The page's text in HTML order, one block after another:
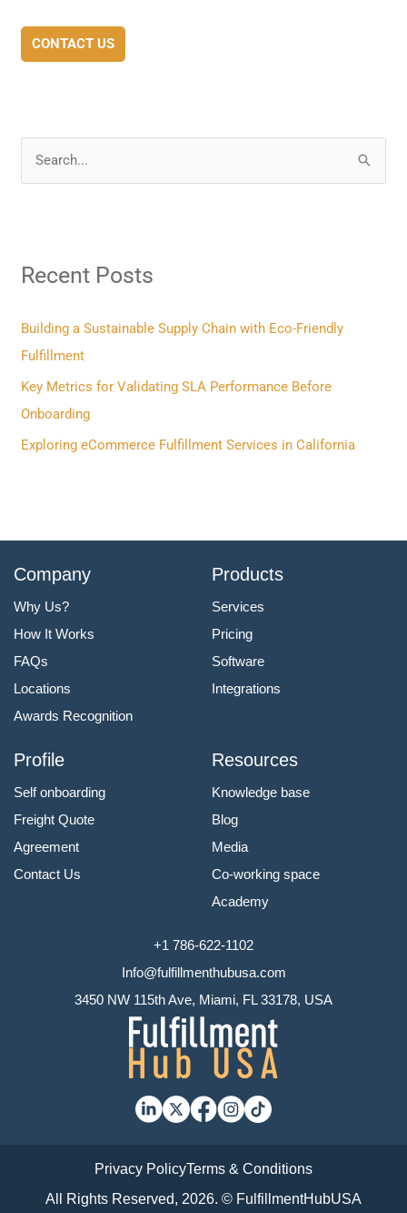
CONTACT US
c
f
o
r
:
Recent Posts
Building a Sustainable Supply Chain with Eco-Friendly
Fulfillment
Key Metrics for Validating SLA Performance Before
Onboarding
Exploring eCommerce Fulfillment Services in California
Company
Why Us?
How It Works
FAQs
Locations
Awards Recognition
Products
Services
Pricing
Software
Integrations
Profile
Self onboarding
Freight Quote
Agreement
Contact Us
Resources
Knowledge base
Blog
Media
Co-working space
Academy
+1 786-622-1102
Info@fulfillmenthubusa.com
3450 NW 115th Ave, Miami, FL 33178, USA
Privacy PolicyTerms & Conditions
All Rights Reserved, 2026. © FulfillmentHubUSA